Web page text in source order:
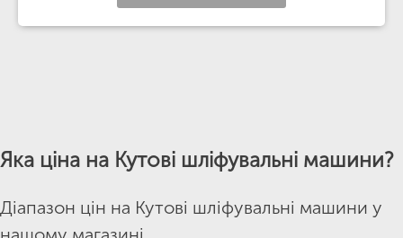
Яка ціна на Кутові шліфувальні машини?
Діапазон цін на Кутові шліфувальні машини у